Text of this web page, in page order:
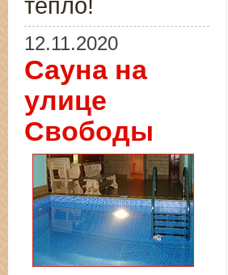
тепло!
12.11.2020
Сауна на
улице
Свободы